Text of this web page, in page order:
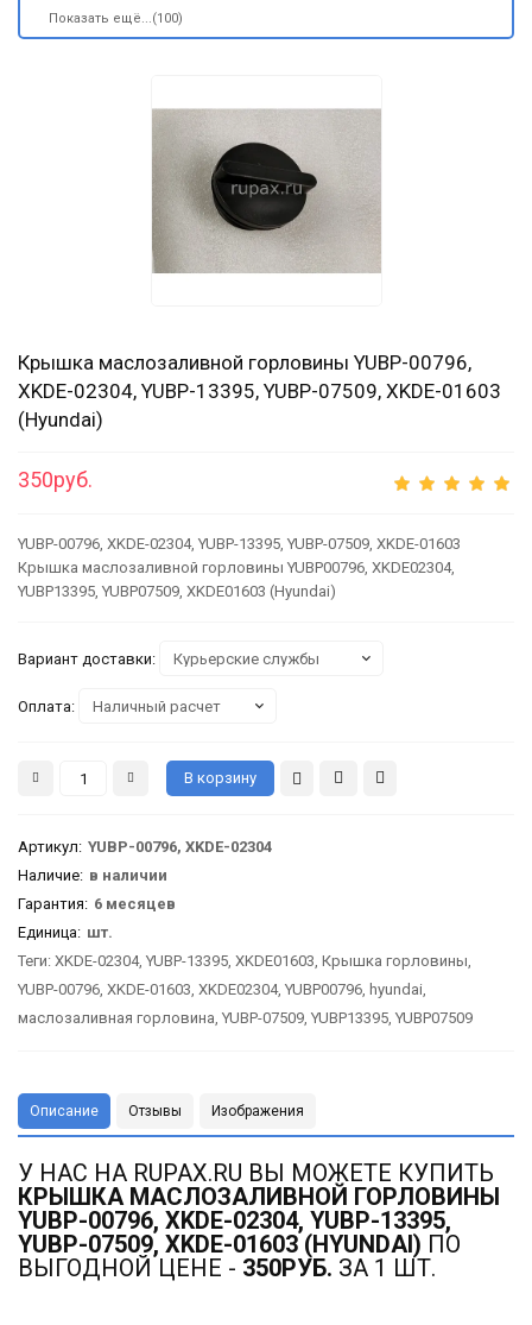
Показать ещё...(100)
Крышка маслозаливной горловины YUBP-00796,
XKDE-02304, YUBP-13395, YUBP-07509, XKDE-01603
(Hyundai)
350руб.
YUBP-00796, XKDE-02304, YUBP-13395, YUBP-07509, XKDE-01603
Крышка маслозаливной горловины YUBP00796, XKDE02304,
YUBP13395, YUBP07509, XKDE01603 (Hyundai)
Вариант доставки:
Оплата:
Артикул: YUBP-00796, XKDE-02304
Наличие: в наличии
Гарантия: 6 месяцев
Единица: шт.
Теги: XKDE-02304, YUBP-13395, XKDE01603, Крышка горловины,
YUBP-00796, XKDE-01603, XKDE02304, YUBP00796, hyundai,
маслозаливная горловина, YUBP-07509, YUBP13395, YUBP07509
Описание Отзывы Изображения
У НАС НА RUPAX.RU ВЫ МОЖЕТЕ КУПИТЬ
КРЫШКА МАСЛОЗАЛИВНОЙ ГОРЛОВИНЫ
YUBP-00796, XKDE-02304, YUBP-13395,
YUBP-07509, XKDE-01603 (HYUNDAI) ПО
ВЫГОДНОЙ ЦЕНЕ - 350РУБ. ЗА 1 ШТ.